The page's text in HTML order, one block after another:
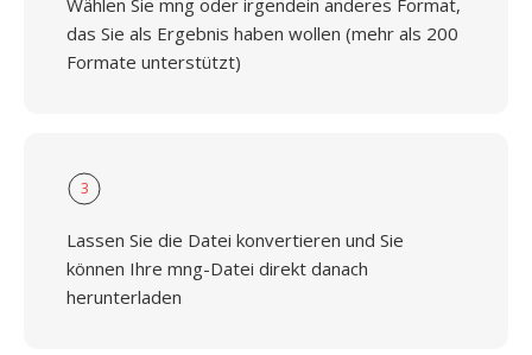
Wählen Sie mng oder irgendein anderes Format,
das Sie als Ergebnis haben wollen (mehr als 200
Formate unterstützt)
3
Lassen Sie die Datei konvertieren und Sie
können Ihre mng-Datei direkt danach
herunterladen